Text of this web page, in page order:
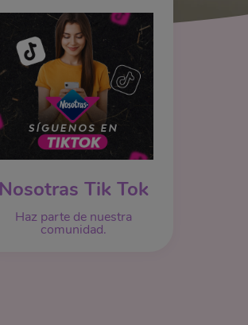
Nosotras Tik Tok
Haz parte de nuestra
comunidad.